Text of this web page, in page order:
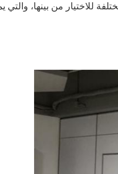
للاختيار من بينها، والتي